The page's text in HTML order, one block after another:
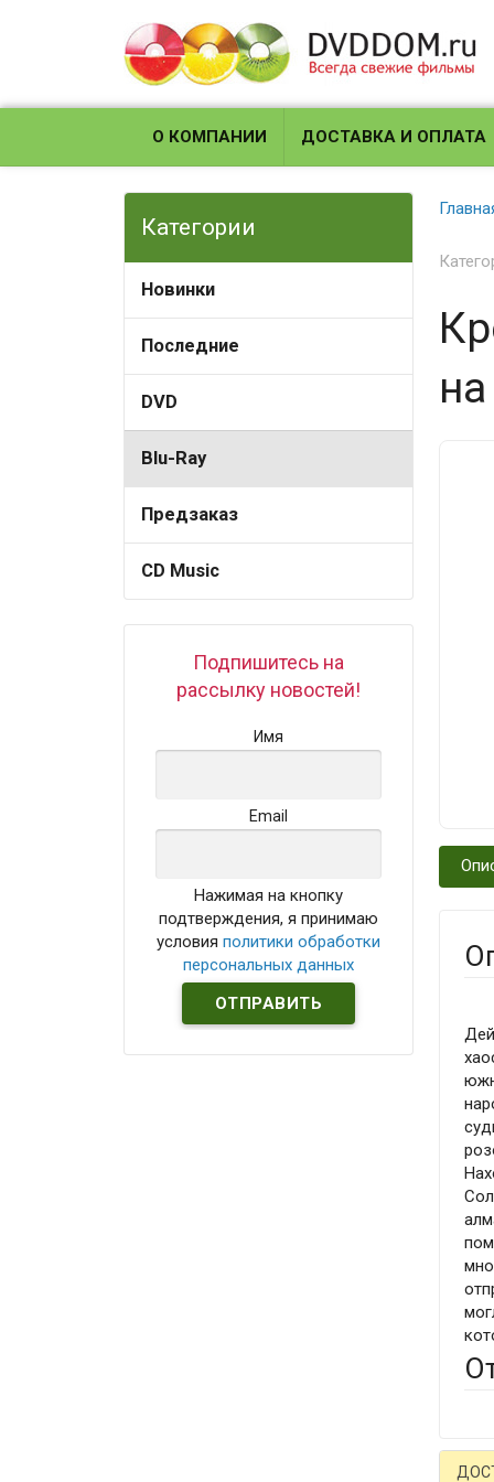
О КОМПАНИИ ДОСТАВКА И ОПЛАТА
Категории
Новинки
Последние
DVD
Blu-Ray
Предзаказ
CD Music
Подпишитесь на
рассылку новостей!
Имя
Email
Нажимая на кнопку
подтверждения, я принимаю
условияполитики обработки
персональных данных